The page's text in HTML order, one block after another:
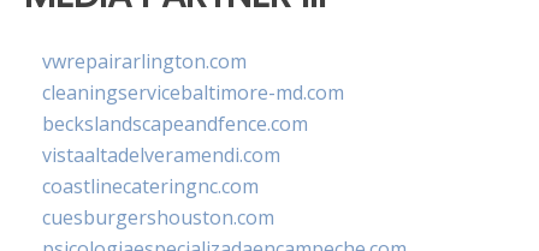
vwrepairarlington.com
cleaningservicebaltimore-md.com
beckslandscapeandfence.com
vistaaltadelveramendi.com
coastlinecateringnc.com
cuesburgershouston.com